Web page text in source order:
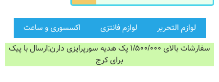
لوازم التحریر لوازم فانتزی
اکسسوری و ساعت
سفارشات بالای 1/500/000 پک هدیه سورپرایزی دارن;ارسال با پیک
برای کرج